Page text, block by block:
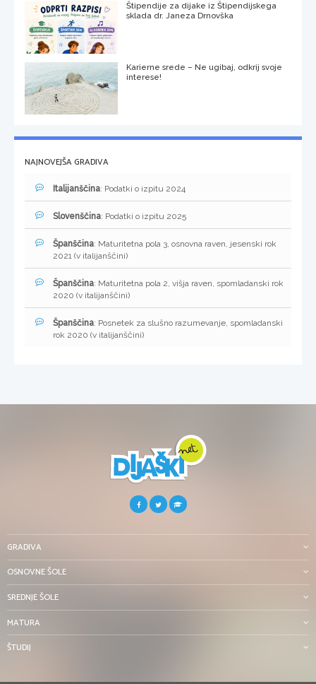
Štipendije za dijake iz Štipendijskega
sklada dr. Janeza Drnovška
Karierne srede – Ne ugibaj, odkrij svoje
interese!
NAJNOVEJŠA GRADIVA
Italijanščina: Podatki o izpitu 2024
Slovenščina: Podatki o izpitu 2025
Španščina: Maturitetna pola 3, osnovna raven, jesenski rok
2021 (v italijanščini)
Španščina: Maturitetna pola 2, višja raven, spomladanski rok
2020 (v italijanščini)
Španščina: Posnetek za slušno razumevanje, spomladanski
rok 2020 (v italijanščini)
GRADIVA
OSNOVNE ŠOLE
SREDNJE ŠOLE
MATURA
ŠTUDIJ